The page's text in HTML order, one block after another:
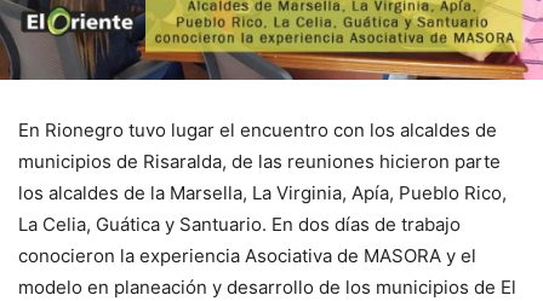
En Rionegro tuvo lugar el encuentro con los alcaldes de
municipios de Risaralda, de las reuniones hicieron parte
los alcaldes de la Marsella, La Virginia, Apía, Pueblo Rico,
La Celia, Guática y Santuario. En dos días de trabajo
conocieron la experiencia Asociativa de MASORA y el
modelo en planeación y desarrollo de los municipios de El